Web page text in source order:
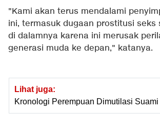
"Kami akan terus mendalami
ini, termasuk dugaan prostitusi seks
di dalamnya karena ini merusak
generasi muda ke depan," katanya.
Lihat juga:
Kronologi Perempuan Dimutilasi